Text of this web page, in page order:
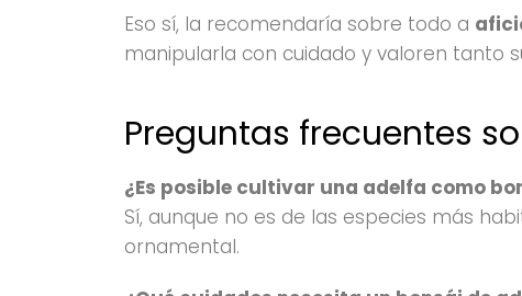
Eso sí, la recomendaría sobre todo a
manipularla con cuidado y valoren tanto
Preguntas frecuentes
¿Es posible cultivar una adelfa como
Sí, aunque no es de las especies más
ornamental.